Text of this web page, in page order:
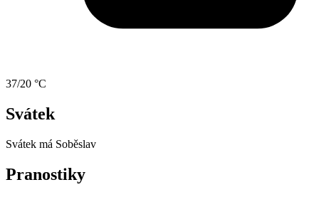
37/20 °C
Svátek
Svátek má Soběslav
Pranostiky